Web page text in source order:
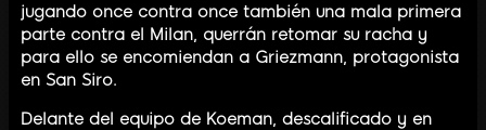
jugando once contra once también una mala primera
parte contra el Milan, querrán retomar su racha y
para ello se encomiendan a Griezmann, protagonista
en San Siro.
Delante del equipo de Koeman, descalificado y en